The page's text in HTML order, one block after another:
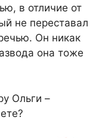
в отличие от
не переставал
Он никак
она тоже
Ольги –